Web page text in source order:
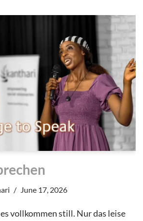
June 17, 2026
vollkommen still. Nur das leise